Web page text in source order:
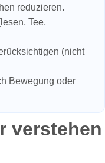
reduzieren.
Tee,
(nicht
Bewegung oder
verstehen